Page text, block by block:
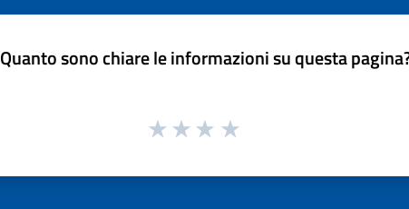
Quanto sono chiare le informazioni su questa